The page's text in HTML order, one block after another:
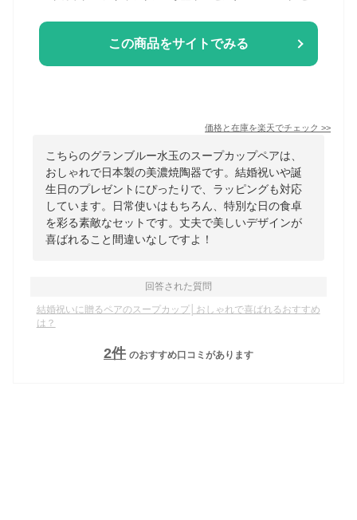
この商品をサイトでみる
価格と在庫を楽天でチェック >>
こちらのグランブルー水玉のスープカップペアは、
おしゃれで日本製の美濃焼陶器です。結婚祝いや誕
生日のプレゼントにぴったりで、ラッピングも対応
しています。日常使いはもちろん、特別な日の食卓
を彩る素敵なセットです。丈夫で美しいデザインが
喜ばれること間違いなしですよ！
回答された質問
結婚祝いに贈るペアのスープカップ│おしゃれで喜ばれるおすすめ
は？
2件 のおすすめ口コミがあります